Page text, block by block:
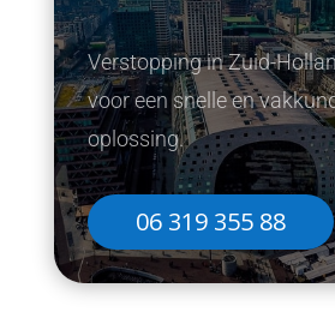
Verstopping in Zuid-
voor een snelle en
oplossing.
06 319 355 88